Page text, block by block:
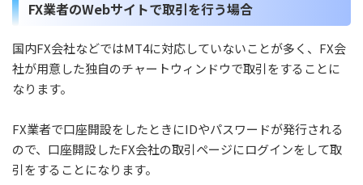
FX業者のWebサイトで取引を行う場合
国内FX会社などではMT4に対応していないことが多く、FX会
社が用意した独自のチャートウィンドウで取引をすることに
なります。
FX業者で口座開設をしたときにIDやパスワードが発行される
ので、口座開設したFX会社の取引ページにログインをして取
引をすることになります。